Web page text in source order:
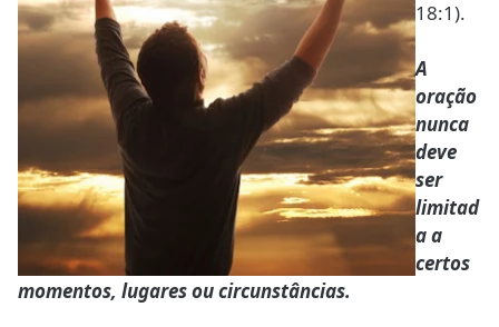
18:1).
A
oração
nunca
deve
ser
limitad
a a
certos
momentos, lugares ou circunstâncias.